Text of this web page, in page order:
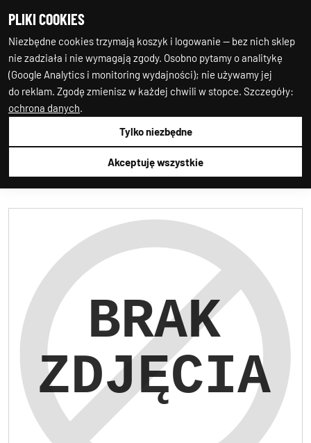
PLIKI COOKIES
Niezbędne cookies trzymają koszyk i logowanie — bez nich sklep
nie zadziała i nie wymagają zgody. Osobno pytamy o analitykę
(Google Analytics i monitoring wydajności); nie używamy jej
do reklam. Zgodę zmienisz w każdej chwili w stopce. Szczegóły:
ochrona danych.
Tylko niezbędne
Akceptuję wszystkie
1.ALTERNATOR
AS-PL
A01099S